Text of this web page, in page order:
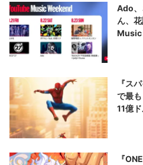
Ado、
ん、
Music
『ス
で最
11億
『